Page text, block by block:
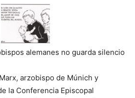
alemanes no guarda silencio
arzobispo de Múnich y
la Conferencia Episcopal